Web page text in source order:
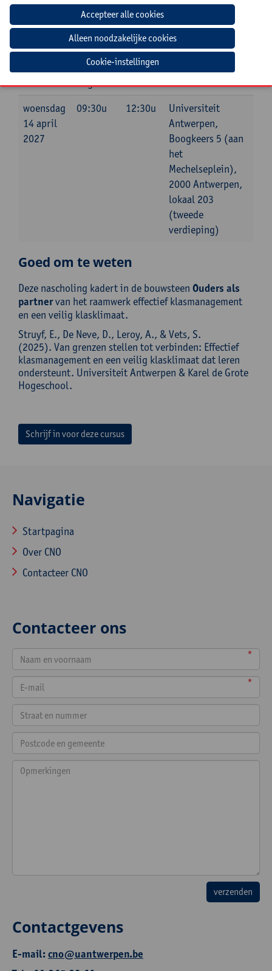
Jouw bijdrage: 69 EUR.
Inlichtingen bij: Gonda Peeters, 03 265 56 27,
gonda.peeters@uantwerpen.be
Datum Beginuur Einduur
Locatie
woensdag
14 april
2027
09:30u 12:30u
Universiteit
Antwerpen,
Boogkeers 5 (aan
het
Mechelseplein),
2000 Antwerpen,
lokaal 203
(tweede
verdieping)
Goed om te weten
Deze nascholing kadert in de bouwsteen Ouders als
partnervan het raamwerk effectief klasmanagement
en een veilig klasklimaat.
Struyf, E., De Neve, D., Leroy, A., & Vets, S.
(2025). Van grenzen stellen tot verbinden: Effectief
klasmanagement en een veilig klasklimaat dat leren
ondersteunt. Universiteit Antwerpen & Karel de Grote
Hogeschool.
Schrijf in voor deze cursus
Navigatie
Startpagina
Over CNO
Contacteer CNO
Contacteer ons
*
*
Contactgevens
E-mail:cno@uantwerpen.be
Cookie-instellingen